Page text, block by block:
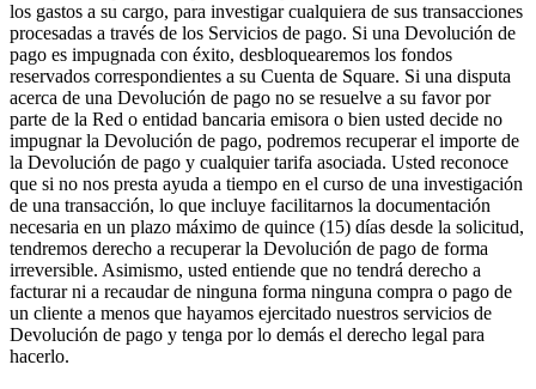
los gastos a su cargo, para investigar cualquiera de sus transacciones
procesadas a través de los Servicios de pago. Si una Devolución de
pago es impugnada con éxito, desbloquearemos los fondos
reservados correspondientes a su Cuenta de Square. Si una disputa
acerca de una Devolución de pago no se resuelve a su favor por
parte de la Red o entidad bancaria emisora o bien usted decide no
impugnar la Devolución de pago, podremos recuperar el importe de
la Devolución de pago y cualquier tarifa asociada. Usted reconoce
que si no nos presta ayuda a tiempo en el curso de una investigación
de una transacción, lo que incluye facilitarnos la documentación
necesaria en un plazo máximo de quince (15) días desde la solicitud,
tendremos derecho a recuperar la Devolución de pago de forma
irreversible. Asimismo, usted entiende que no tendrá derecho a
facturar ni a recaudar de ninguna forma ninguna compra o pago de
un cliente a menos que hayamos ejercitado nuestros servicios de
Devolución de pago y tenga por lo demás el derecho legal para
hacerlo.